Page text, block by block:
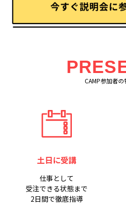
CAMP参加者の
土日に受講
仕事として
受注できる状態まで
2日間で徹底指導